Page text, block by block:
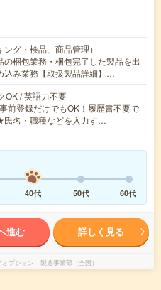
グ・検品、商品管理）
の梱包業務・梱包完了した製品を出
込み業務【取扱製品詳細】…
OK / 英語力不要
前登録だけでもOK！履歴書不要で
名・職種などを入力す…
40代 50代 60代
進む 詳しく見る
プション 製造事業部（全国）